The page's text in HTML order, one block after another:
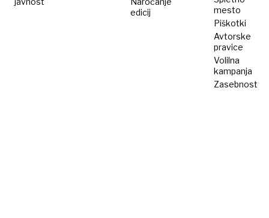
edicij
mesto
Piškotki
Avtorske
pravice
Volilna
kampanja
Zasebnost